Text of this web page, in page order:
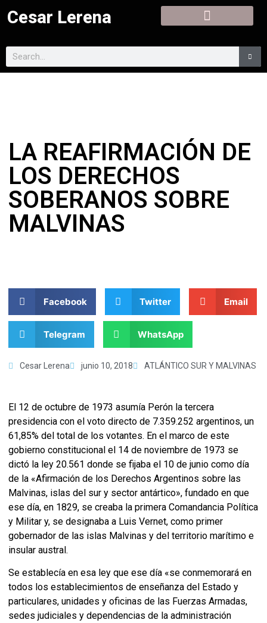
Cesar Lerena
LA REAFIRMACIÓN DE
LOS DERECHOS
SOBERANOS SOBRE
MALVINAS
Facebook Twitter Email
Telegram WhatsApp
Cesar Lerena junio 10, 2018 ATLÁNTICO SUR Y MALVINAS
El 12 de octubre de 1973 asumía Perón la tercera
presidencia con el voto directo de 7.359.252 argentinos, un
61,85% del total de los votantes. En el marco de este
gobierno constitucional el 14 de noviembre de 1973 se
dictó la ley 20.561 donde se fijaba el 10 de junio como día
de la «Afirmación de los Derechos Argentinos sobre las
Malvinas, islas del sur y sector antártico», fundado en que
ese día, en 1829, se creaba la primera Comandancia Política
y Militar y, se designaba a Luis Vernet, como primer
gobernador de las islas Malvinas y del territorio marítimo e
insular austral.
Se establecía en esa ley que ese día «se conmemorará en
todos los establecimientos de enseñanza del Estado y
particulares, unidades y oficinas de las Fuerzas Armadas,
sedes judiciales y dependencias de la administración